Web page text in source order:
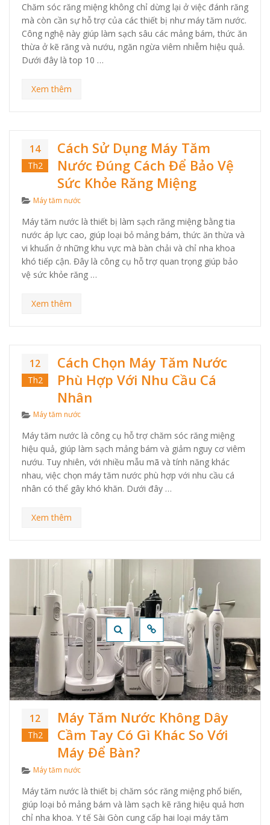
Chăm sóc răng miệng không chỉ dừng lại ở việc đánh răng
mà còn cần sự hỗ trợ của các thiết bị như máy tăm nước.
Công nghệ này giúp làm sạch sâu các mảng bám, thức ăn
thừa ở kẽ răng và nướu, ngăn ngừa viêm nhiễm hiệu quả.
Dưới đây là top 10 …
Xem thêm
14
Th2
Cách Sử Dụng Máy Tăm
Nước Đúng Cách Để Bảo Vệ
Sức Khỏe Răng Miệng
Categories
Máy tăm nước
Máy tăm nước là thiết bị làm sạch răng miệng bằng tia
nước áp lực cao, giúp loại bỏ mảng bám, thức ăn thừa và
vi khuẩn ở những khu vực mà bàn chải và chỉ nha khoa
khó tiếp cận. Đây là công cụ hỗ trợ quan trọng giúp bảo
vệ sức khỏe răng …
Xem thêm
12
Th2
Cách Chọn Máy Tăm Nước
Phù Hợp Với Nhu Cầu Cá
Nhân
Categories
Máy tăm nước
Máy tăm nước là công cụ hỗ trợ chăm sóc răng miệng
hiệu quả, giúp làm sạch mảng bám và giảm nguy cơ viêm
nướu. Tuy nhiên, với nhiều mẫu mã và tính năng khác
nhau, việc chọn máy tăm nước phù hợp với nhu cầu cá
nhân có thể gây khó khăn. Dưới đây …
Xem thêm
12
Th2
Máy Tăm Nước Không Dây
Cầm Tay Có Gì Khác So Với
Máy Để Bàn?
Categories
Máy tăm nước
Máy tăm nước là thiết bị chăm sóc răng miệng phổ biến,
giúp loại bỏ mảng bám và làm sạch kẽ răng hiệu quả hơn
chỉ nha khoa. Y tế Sài Gòn cung cấp hai loại máy tăm